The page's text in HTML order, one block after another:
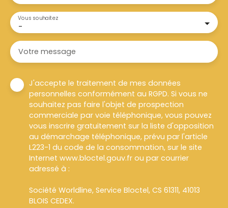
-
Vous souhaitez
Votre message
J'accepte le traitement de mes données
personnelles conformément au RGPD. Si vous ne
souhaitez pas faire l'objet de prospection
commerciale par voie téléphonique, vous pouvez
vous inscrire gratuitement sur la liste d'opposition
au démarchage téléphonique, prévu par l'article
L223-1 du code de la consommation, sur le site
Internet www.bloctel.gouv.fr ou par courrier
adressé à :
Société Worldline, Service Bloctel, CS 61311, 41013
BLOIS CEDEX.